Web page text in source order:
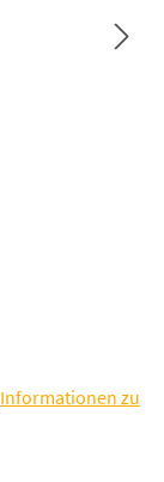
Informationen zu